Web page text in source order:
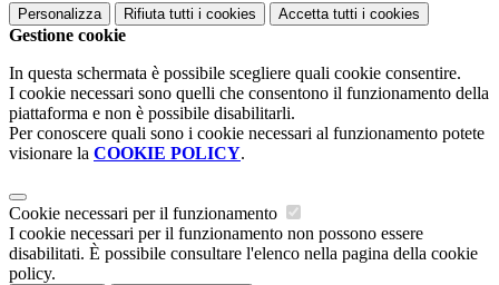
Personalizza Rifiuta tutti i cookies Accetta tutti i cookies
Gestione cookie
In questa schermata è possibile scegliere quali cookie consentire.
I cookie necessari sono quelli che consentono il funzionamento della
piattaforma e non è possibile disabilitarli.
Per conoscere quali sono i cookie necessari al funzionamento potete
visionare la COOKIE POLICY.
Cookie necessari per il funzionamento
I cookie necessari per il funzionamento non possono essere
disabilitati. È possibile consultare l'elenco nella pagina della cookie
policy.